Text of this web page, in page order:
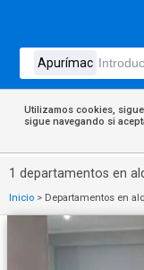
Utilizamos cookies,
sigue navegando si
1 departamentos en
Inicio > Departamentos en